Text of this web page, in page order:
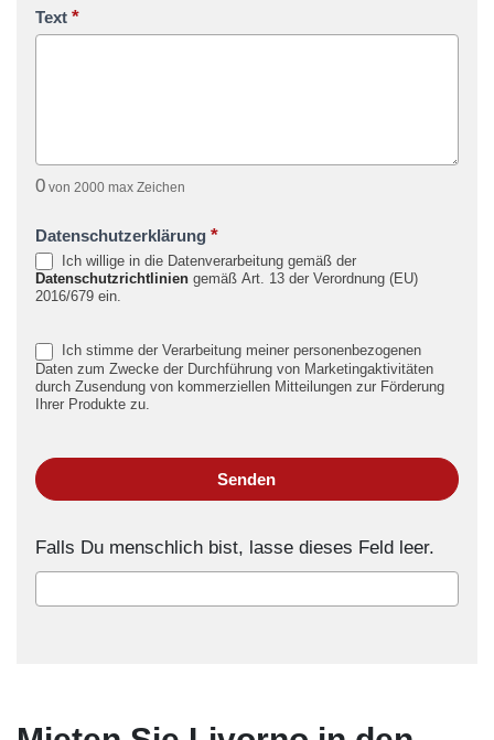
Text *
0 von 2000 max Zeichen
Datenschutzerklärung *
Ich willige in die Datenverarbeitung gemäß der
Datenschutzrichtlinien gemäß Art. 13 der Verordnung (EU)
2016/679 ein.
Ich stimme der Verarbeitung meiner personenbezogenen
Daten zum Zwecke der Durchführung von Marketingaktivitäten
durch Zusendung von kommerziellen Mitteilungen zur Förderung
Ihrer Produkte zu.
Senden
Falls Du menschlich bist, lasse dieses Feld leer.